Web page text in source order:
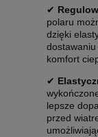
✔
polaru
dzięki
komfort
✔
lepsze
przed